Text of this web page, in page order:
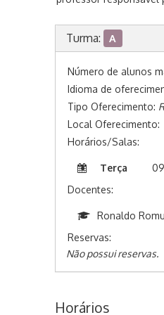
Turma: A
Número de alunos
Idioma de
Tipo Oferecimento:
Local Oferecimento:
Horários/Salas:
Terça
Docentes:
Ronaldo
Reservas:
Não possui reservas.
Horários